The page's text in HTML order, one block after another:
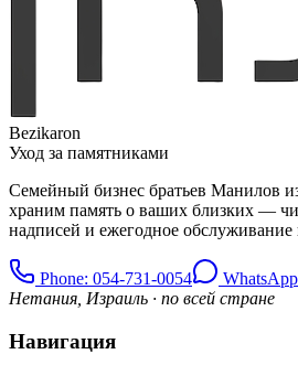
Bezikaron
Уход за памятниками
Семейный бизнес братьев Манилов
храним память о ваших близких —
надписей и ежегодное
Phone: 054-731-0054
Нетания, Израиль · по всей стране
Навигация